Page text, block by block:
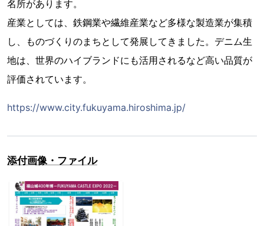
名所があります。
産業としては、鉄鋼業や繊維産業など多様な製造業が集積
し、ものづくりのまちとして発展してきました。デニム生
地は、世界のハイブランドにも活用されるなど高い品質が
評価されています。
https://www.city.fukuyama.hiroshima.jp/
添付画像・ファイル